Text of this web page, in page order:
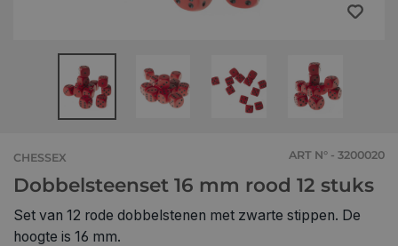
CHESSEX ART N° - 3200020
Dobbelsteenset 16 mm rood 12 stuks
Set van 12 rode dobbelstenen met zwarte stippen. De
hoogte is 16 mm.